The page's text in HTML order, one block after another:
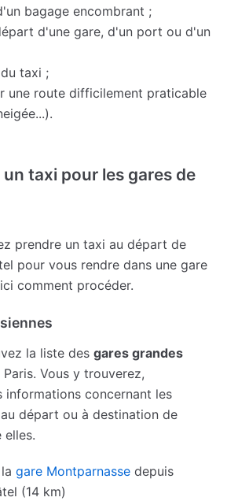
bagage encombrant ;
d'une gare, d'un port ou d'un
taxi ;
une route difficilement praticable
taxi pour les gares de
prendre un taxi au départ de
pour vous rendre dans une gare
comment procéder.
la liste desgares grandes
Paris. Vous y trouverez,
informations concernant les
départ ou à destination de
elles.
gare Montparnasse depuis
(14 km)